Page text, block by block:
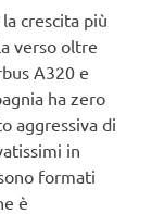
crescita più
verso oltre
A320 e
ha zero
aggressiva di
in
formati
è